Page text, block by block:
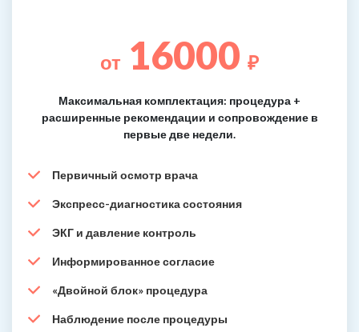
от 16000 ₽
Максимальная комплектация: процедура +
расширенные рекомендации и сопровождение в
первые две недели.
Первичный осмотр врача
Экспресс-диагностика состояния
ЭКГ и давление контроль
Информированное согласие
«Двойной блок» процедура
Наблюдение после процедуры